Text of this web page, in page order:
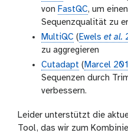
von FastQC, um
Sequenzqualität zu
MultiQC (Ewels et al.
zu aggregieren
Cutadapt (Marcel
Sequenzen durch
verbessern.
Leider unterstützt die
Tool, das wir zum